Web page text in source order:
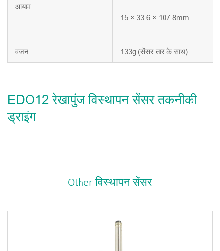
आयाम
15 × 33.6 × 107.8mm
वजन 133g (सेंसर तार के साथ)
EDO12 रेखापुंज विस्थापन सेंसर तकनीकी
ड्राइंग
Other विस्थापन सेंसर